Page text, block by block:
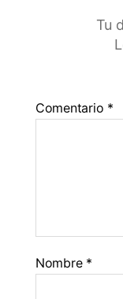
Tu
Comentario *
Nombre *